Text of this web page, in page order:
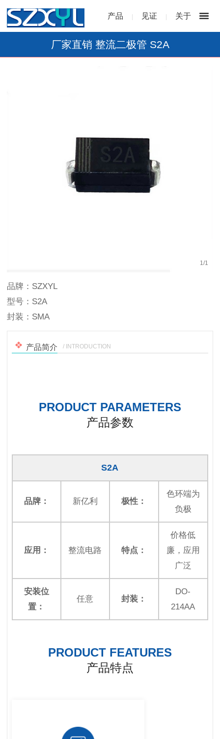
产品 | 见证 | 关于
厂家直销 整流二极管 S2A
1 /1
品牌：SZXYL
型号：S2A
封装：SMA
产品简介 / INTRODUCTION
PRODUCT PARAMETERS
产品参数
S2A
品牌： 新亿利 极性：
色环端为
负极
应用： 整流电路 特点：
价格低
廉，应用
广泛
安装位
置：
任意 封装：
DO-
214AA
PRODUCT FEATURES
产品特点